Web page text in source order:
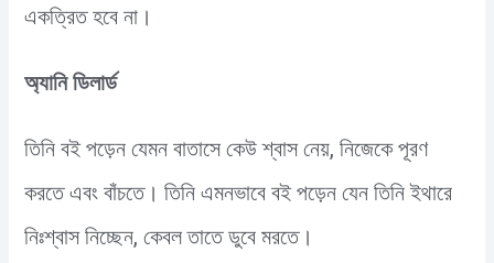
একত্রিত হবে না।
অ্যানি ডিলার্ড
তিনি বই পড়েন যেমন বাতাসে কেউ শ্বাস নেয়, নিজেকে পূরণ
করতে এবং বাঁচতে। তিনি এমনভাবে বই পড়েন যেন তিনি ইথারে
নিঃশ্বাস নিচ্ছেন, কেবল তাতে ডুবে মরতে।